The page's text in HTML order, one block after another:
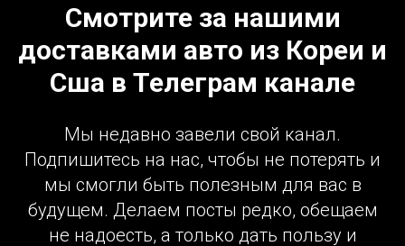
Смотрите за нашими
доставками авто из Кореи и
Сша в Телеграм канале
Мы недавно завели свой канал.
Подпишитесь на нас, чтобы не потерять и
мы смогли быть полезным для вас в
будущем. Делаем посты редко, обещаем
не надоесть, а только дать пользу и